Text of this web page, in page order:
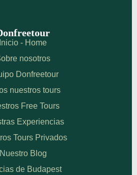
Inicio - Home
nosotros
Donfreetour
nuestros tours
Free Tours
Experiencias
Tours Privados
Nuestro Blog
de Budapest